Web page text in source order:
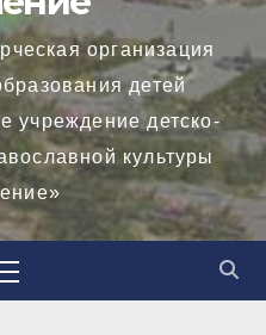
организация
детей
учреждение детско-
культуры